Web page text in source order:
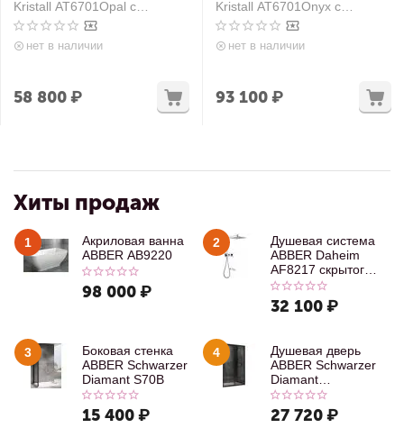
Kristall AT6701Opal с
подсветкой
нет в наличии
58 800₽
Kristall AT6701Onyx с
подсветкой
нет в наличии
93 100₽
Хиты продаж
1
Акриловая ванна
ABBER AB9220
98 000 ₽
2
Душевая система
ABBER Daheim
AF8217 скрытого
монтажа с
изливом, хром
32 100 ₽
3
Боковая стенка
ABBER Schwarzer
Diamant S70B
15 400 ₽
4
Душевая дверь
ABBER Schwarzer
Diamant
AG30100B
27 720 ₽